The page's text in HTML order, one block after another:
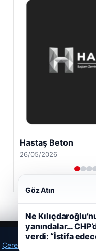
Hastaş Beton
26/05/2026
Çerez Politikamız
Göz Atın
Ne
yanındalar…
verdi: “İstifa